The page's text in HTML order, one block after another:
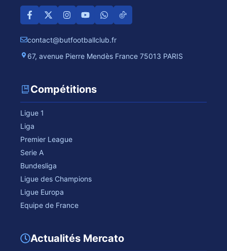
contact@butfootballclub.fr
67, avenue Pierre Mendès France 75013 PARIS
Compétitions
Ligue 1
Liga
Premier League
Serie A
Bundesliga
Ligue des Champions
Ligue Europa
Equipe de France
Actualités Mercato